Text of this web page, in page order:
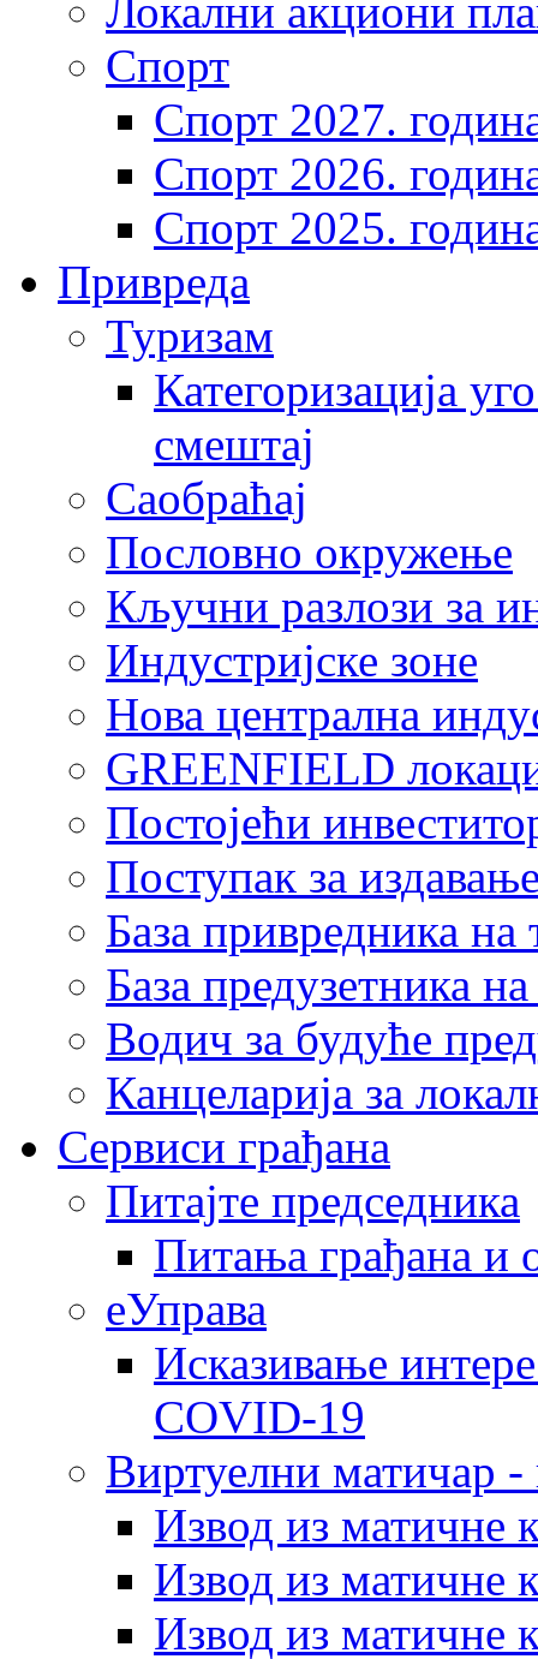
Локални акциони
Спорт
Спорт 2027.
Спорт 2026.
Спорт 2025.
Привреда
Туризам
Категоризација
смештај
Саобраћај
Пословно окружење
Кључни разлози за
Индустријске зоне
Нова централна
GREENFIELD
Постојећи
Поступак за
База привредника
База предузетника
Водич за будуће
Канцеларија за
Сервиси грађана
Питајте председника
Питања грађана и
еУправа
Исказивање
COVID-19
Виртуелни матичар -
Извод из матичне
Извод из матичне
Извод из матичне